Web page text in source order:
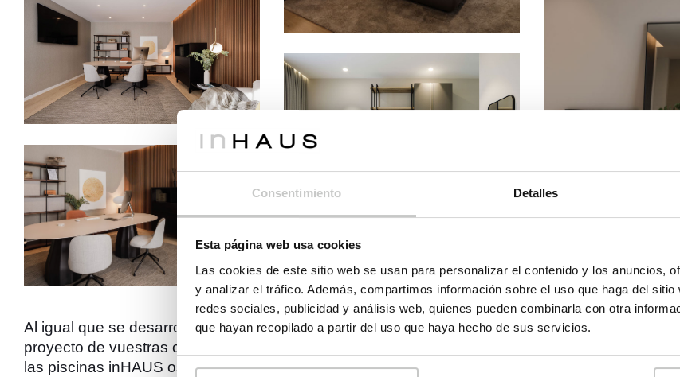
Consentimiento Detalles
Esta página web usa cookies
Las cookies de este sitio web se usan para personalizar el contenido y los anuncios,
y analizar el tráfico. Además, compartimos información sobre el uso que haga del
redes sociales, publicidad y análisis web, quienes pueden combinarla con otra
que hayan recopilado a partir del uso que haya hecho de sus servicios.
Al igual que se desarrolla el
proyecto de vuestras casas, con
las piscinas inHAUS os damos